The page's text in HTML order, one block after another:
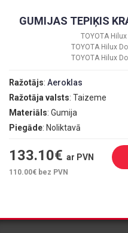
GUMIJAS TEPIĶIS
TOYOTA
TOYOTA Hilux
TOYOTA Hilux
Ražotājs: Aeroklas
Ražotāja valsts: Taizeme
Materiāls: Gumija
Piegāde: Noliktavā
133.10€ ar PVN
110.00€ bez PVN